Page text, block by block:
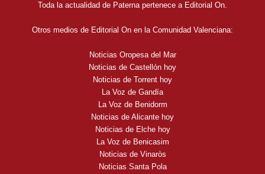
Toda la actualidad de Paterna pertenece a Editorial On.
Otros medios de Editorial On en la Comunidad Valenciana:
Noticias Oropesa del Mar
Noticias de Castellón hoy
Noticias de Torrent hoy
La Voz de Gandía
La Voz de Benidorm
Noticias de Alicante hoy
Noticias de Elche hoy
La Voz de Benicasim
Noticias de Vinaròs
Noticias Santa Pola